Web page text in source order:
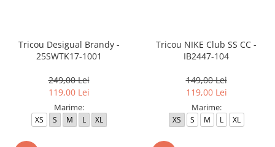
Tricou Desigual Brandy -
25SWTK17-1001
249,00 Lei
119,00 Lei
Marime:
XS S M L XL
Tricou NIKE Club SS CC -
IB2447-104
149,00 Lei
119,00 Lei
Marime:
XS S M L XL